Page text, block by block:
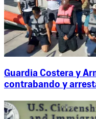
Guardia Costera y
contrabando y